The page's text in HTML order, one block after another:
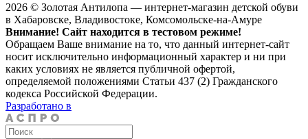
2026 © Золотая Антилопа — интернет-магазин детской обуви
в Хабаровске, Владивостоке, Комсомольске-на-Амуре
Внимание! Сайт находится в тестовом режиме!
Обращаем Ваше внимание на то, что данный интернет-сайт
носит исключительно информационный характер и ни при
каких условиях не является публичной офертой,
определяемой положениями Статьи 437 (2) Гражданского
кодекса Российской Федерации.
Разработано в